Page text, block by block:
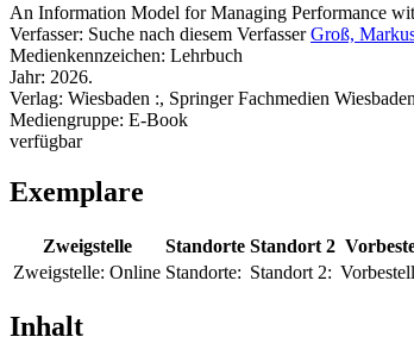
An Information Model for Managing Performance
Verfasser: Suche nach diesem Verfasser Groß,
Medienkennzeichen: Lehrbuch
Jahr: 2026.
Verlag: Wiesbaden :, Springer Fachmedien
Mediengruppe: E-Book
verfügbar
Exemplare
Zweigstelle Standorte Standort 2
Zweigstelle: Online Standorte: Standort 2:
Inhalt